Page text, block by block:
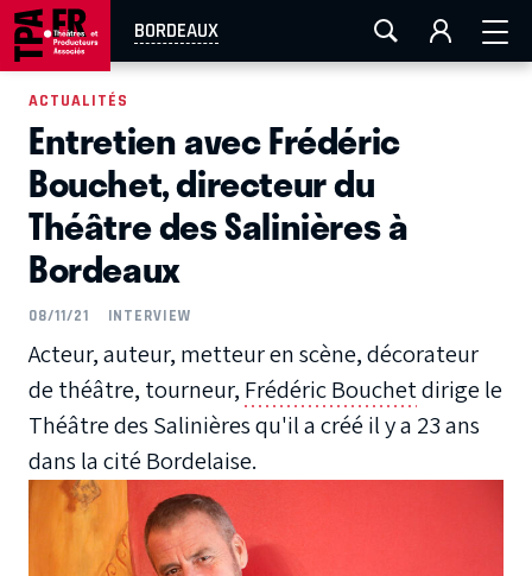
BORDEAUX
AIX-MARSEILLE AURAY LA ROCHELLE
EN TOURNÉE
ACTUALITÉS
Entretien avec Frédéric
Bouchet, directeur du
Théâtre des Salinières à
Bordeaux
08/11/21 INTERVIEW
Acteur, auteur, metteur en scène, décorateur
de théâtre, tourneur, Frédéric Bouchetdirige le
Théâtre des Salinières qu'il a créé il y a 23 ans
dans la cité Bordelaise.